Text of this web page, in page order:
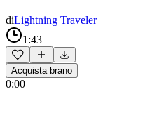
diLightning Traveler
1:43
Acquista brano
0:00